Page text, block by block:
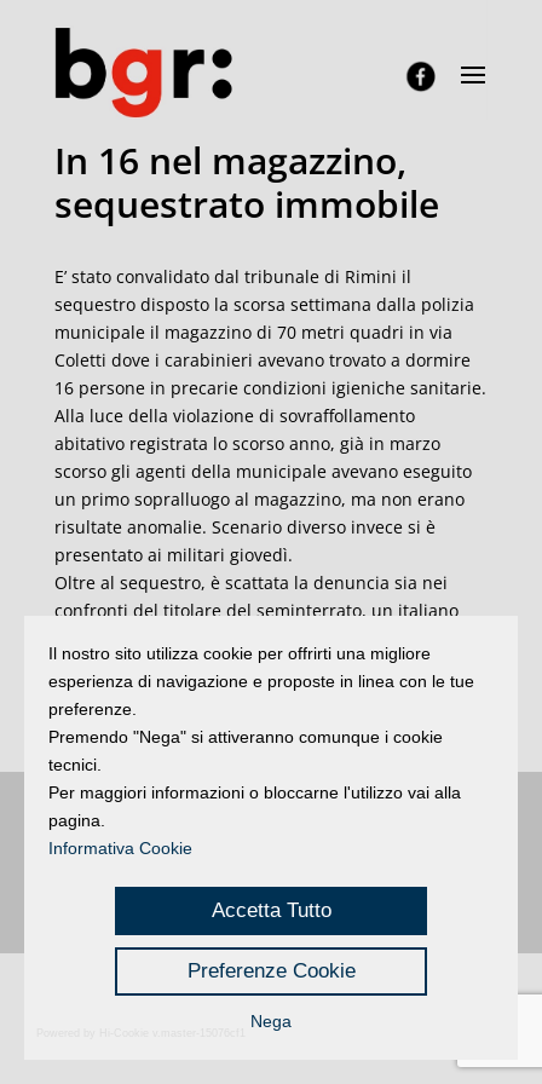
In 16 nel magazzino,
sequestrato immobile
E’ stato convalidato dal tribunale di Rimini il
sequestro disposto la scorsa settimana dalla polizia
municipale il magazzino di 70 metri quadri in via
Coletti dove i carabinieri avevano trovato a dormire
16 persone in precarie condizioni igieniche sanitarie.
Alla luce della violazione di sovraffollamento
abitativo registrata lo scorso anno, già in marzo
scorso gli agenti della municipale avevano eseguito
un primo sopralluogo al magazzino, ma non erano
risultate anomalie. Scenario diverso invece si è
presentato ai militari giovedì.
Oltre al sequestro, è scattata la denuncia sia nei
confronti del titolare del seminterrato, un italiano
contratto di affitto, della durata di un mese e
scaduto già ad aprile, uno straniero anche lui non
residente a Rimini.
Buongiorno
Il nostro sito utilizza cookie per offrirti una migliore
esperienza di navigazione e proposte in linea con le tue
preferenze.
Premendo "Nega" si attiveranno comunque i cookie
tecnici.
Per maggiori informazioni o bloccarne l'utilizzo vai alla
pagina.
Informativa Cookie
Accetta Tutto
Preferenze Cookie
Nega